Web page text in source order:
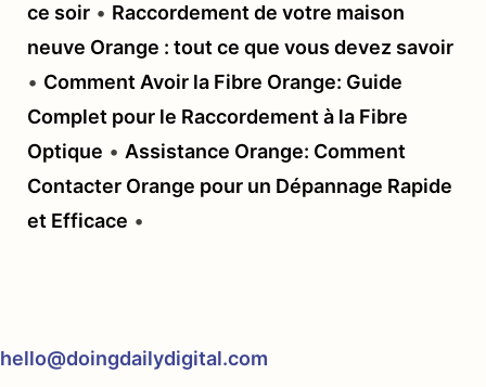
ce soir • Raccordement de votre maison
neuve Orange : tout ce que vous devez savoir
• Comment Avoir la Fibre Orange: Guide
Complet pour le Raccordement à la Fibre
Optique • Assistance Orange: Comment
Contacter Orange pour un Dépannage Rapide
et Efficace •
hello@doingdailydigital.com